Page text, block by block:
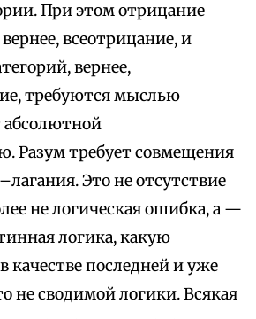
При этом отрицание
всеотрицание, и
вернее,
требуются мыслью
абсолютной
Разум требует совмещения
Это не отсутствие
не логическая ошибка, а —
логика, какую
качестве последней и уже
не сводимой логики. Всякая